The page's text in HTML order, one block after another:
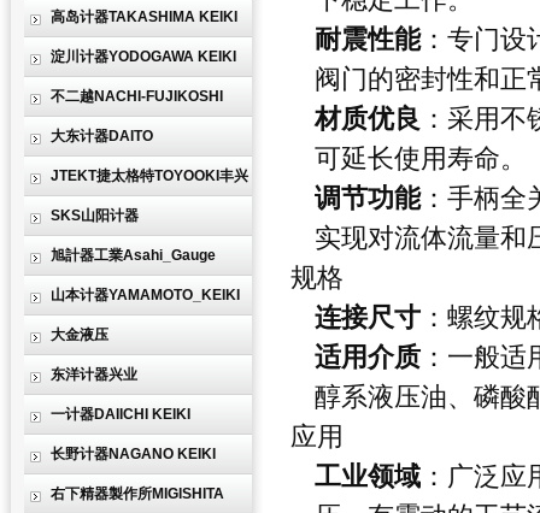
高岛计器TAKASHIMA KEIKI
淀川计器YODOGAWA KEIKI
不二越NACHI-FUJIKOSHI
大东计器DAITO
JTEKT捷太格特TOYOOKI丰兴
SKS山阳计器
旭計器工業Asahi_Gauge
山本计器YAMAMOTO_KEIKI
大金液压
东洋计器兴业
一计器DAIICHI KEIKI
长野计器NAGANO KEIKI
右下精器製作所MIGISHITA
耐震性能：专门设
阀门的密封性和正
材质优良 ：采用
可延长使用寿命。
调节功能：手柄全
实现对流体流量和
规格
连接尺寸 ：螺纹
适用介质 ：一般
醇系液压油、磷酸
应用
工业领域 ：广泛